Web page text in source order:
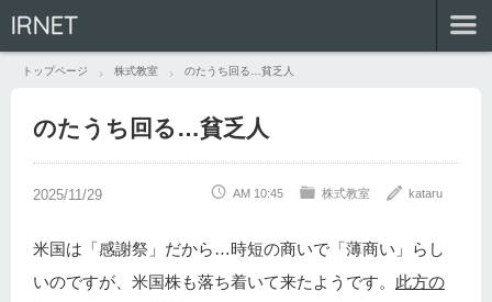
IRNET
トップページ 株式教室 のたうち回る…貧乏人
のたうち回る…貧乏人
AM 10:45 株式教室 kataru
米国は「感謝祭」だから…時短の商いで「薄商い」らし
いのですが、米国株も落ち着いて来たようです。 此方の